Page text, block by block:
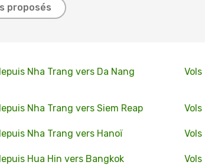
proposés
Nha Trang vers Da Nang
Nha Trang vers Siem Reap
Nha Trang vers Hanoï
Hua Hin vers Bangkok